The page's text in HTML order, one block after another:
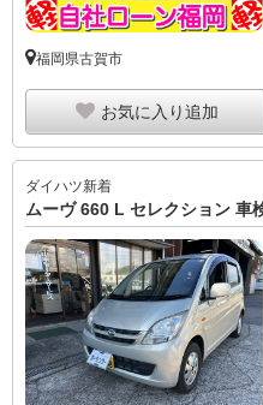
福岡県古賀市
お気に入り追加
ダイハツ新着
ムーヴ 660 L セレクション 車